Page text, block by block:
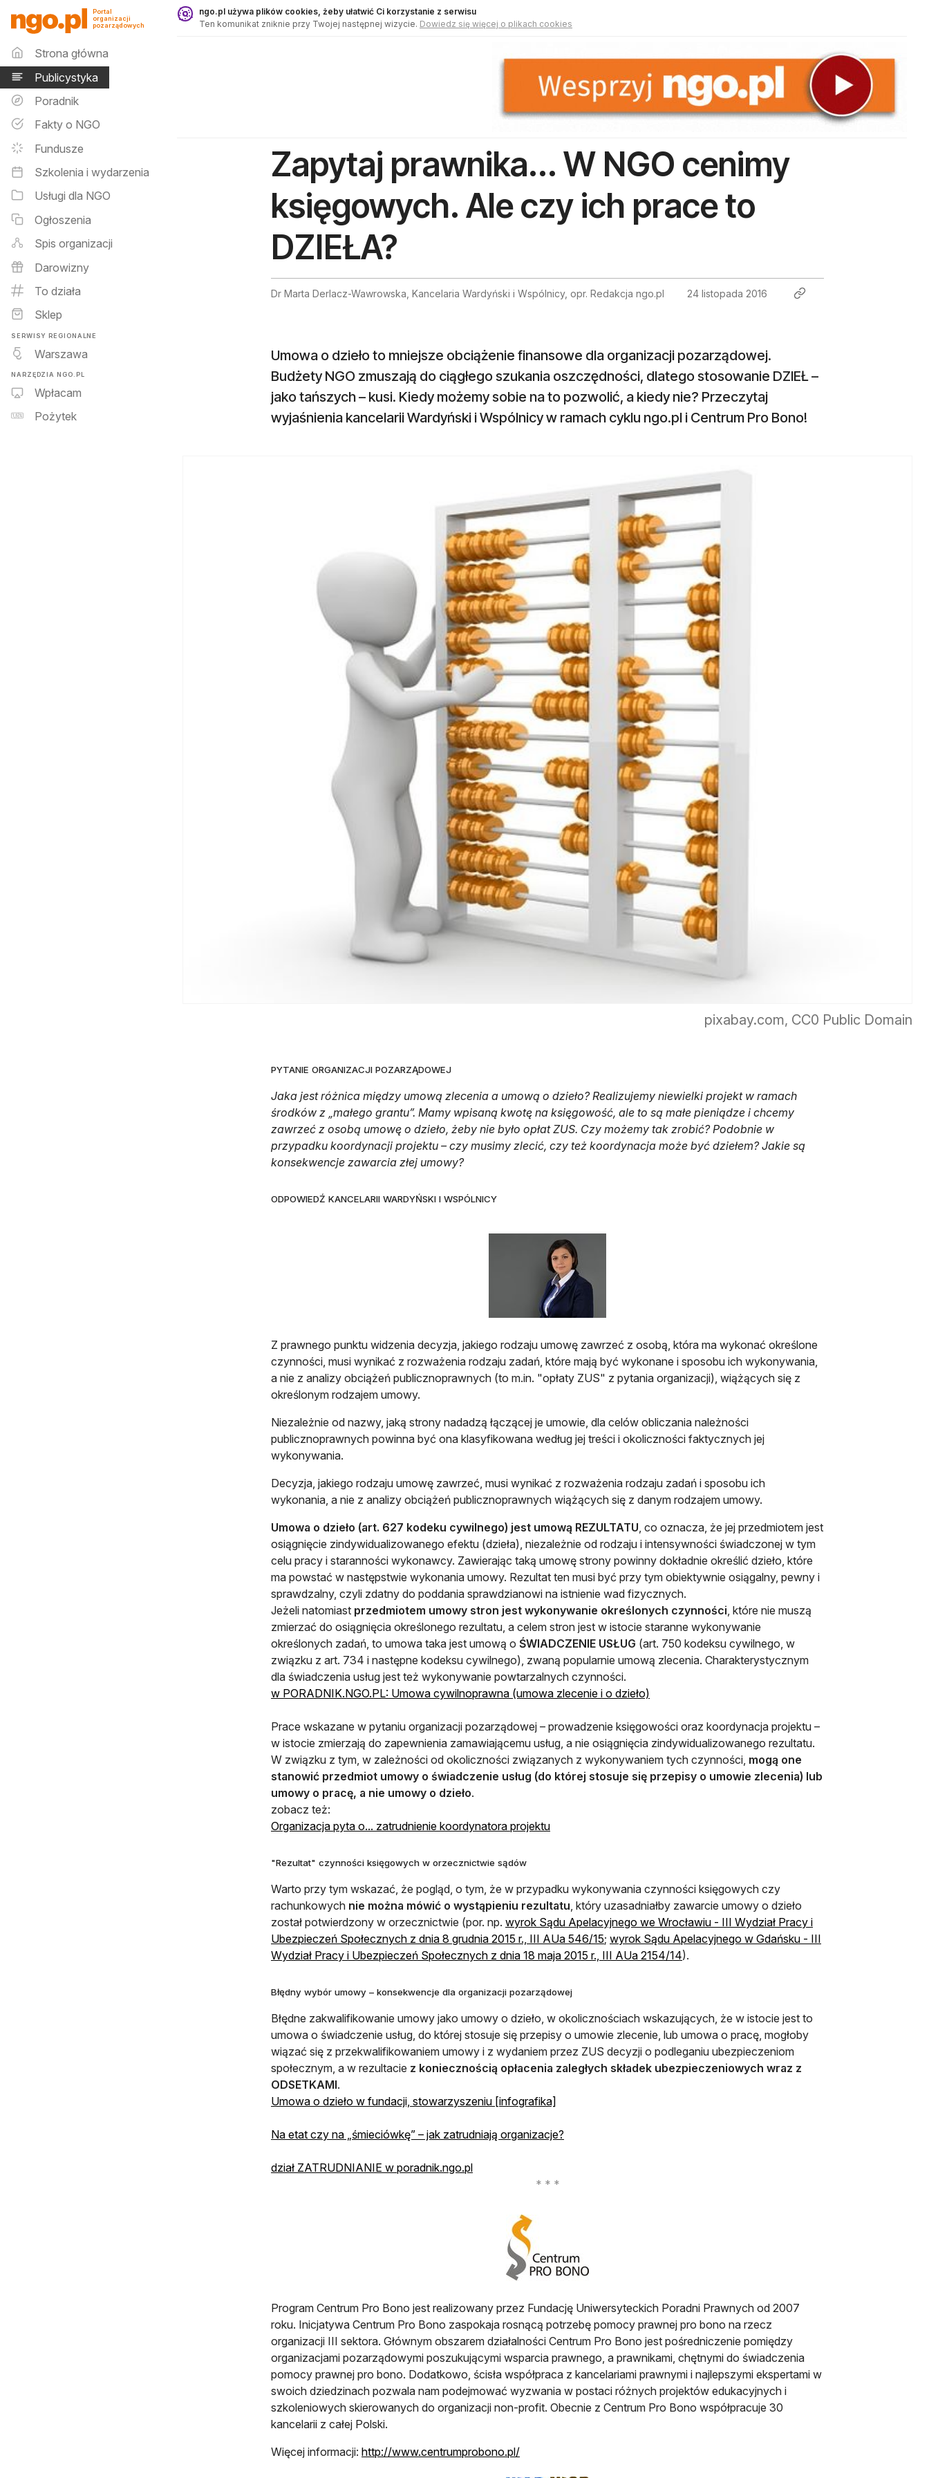
Publicystyka - ngo.pl
Portal
organizacji
pozarządowych
Menu główne
Strona główna
Publicystyka
Poradnik
Fakty o NGO
Fundusze
Szkolenia i wydarzenia
Usługi dla NGO
Ogłoszenia
Spis organizacji
Darowizny
To działa
Sklep
SERWISY REGIONALNE
Warszawa
NARZĘDZIA NGO.PL
Wpłacam
Pożytek
ngo.pl używa plików cookies, żeby ułatwić Ci korzystanie z serwisu
Ten komunikat zniknie przy Twojej następnej wizycie. Dowiedz się więcej o plikach cookies
Zapytaj prawnika... W NGO cenimy
księgowych. Ale czy ich prace to
DZIEŁA?
Dr Marta Derlacz-Wawrowska, Kancelaria Wardyński i Wspólnicy, opr. Redakcja ngo.pl 24 listopada 2016
Umowa o dzieło to mniejsze obciążenie finansowe dla organizacji pozarządowej.
Budżety NGO zmuszają do ciągłego szukania oszczędności, dlatego stosowanie DZIEŁ –
jako tańszych – kusi. Kiedy możemy sobie na to pozwolić, a kiedy nie? Przeczytaj
wyjaśnienia kancelarii Wardyński i Wspólnicy w ramach cyklu ngo.pl i Centrum Pro Bono!
pixabay.com, CC0 Public Domain
PYTANIE ORGANIZACJI POZARZĄDOWEJ
Jaka jest różnica między umową zlecenia a umową o dzieło? Realizujemy niewielki projekt w ramach
środków z „małego grantu”. Mamy wpisaną kwotę na księgowość, ale to są małe pieniądze i chcemy
zawrzeć z osobą umowę o dzieło, żeby nie było opłat ZUS. Czy możemy tak zrobić? Podobnie w
przypadku koordynacji projektu –czy musimy zlecić, czy też koordynacja może być dziełem? Jakie są
konsekwencje zawarcia złej umowy?
ODPOWIEDŹ KANCELARII WARDYŃSKI I WSPÓLNICY
Z prawnego punktu widzenia decyzja, jakiego rodzaju umowę zawrzeć z osobą, która ma wykonać określone
czynności, musi wynikać z rozważenia rodzaju zadań, które mają być wykonane i sposobu ich wykonywania,
a nie z analizy obciążeń publicznoprawnych (to m.in. "opłaty ZUS" z pytania organizacji), wiążących się z
określonym rodzajem umowy.
Niezależnie od nazwy, jaką strony nadadzą łączącej je umowie, dla celów obliczania należności
publicznoprawnych powinna być ona klasyfikowana według jej treści i okoliczności faktycznych jej
wykonywania.
Decyzja, jakiego rodzaju umowę zawrzeć, musi wynikać z rozważenia rodzaju zadań i sposobu ich
wykonania, a nie z analizy obciążeń publicznoprawnych wiążących się z danym rodzajem umowy.
Umowa o dzieło (art. 627 kodeku cywilnego) jest umową REZULTATU , co oznacza, że jej przedmiotem jest
osiągnięcie zindywidualizowanego efektu (dzieła), niezależnie od rodzaju i intensywności świadczonej w tym
celu pracy i staranności wykonawcy. Zawierając taką umowę strony powinny dokładnie określić dzieło, które
ma powstać w następstwie wykonania umowy. Rezultat ten musi być przy tym obiektywnie osiągalny, pewny i
sprawdzalny, czyli zdatny do poddania sprawdzianowi na istnienie wad fizycznych.
Jeżeli natomiast przedmiotem umowy stron jest wykonywanie określonych czynności , które nie muszą
zmierzać do osiągnięcia określonego rezultatu, a celem stron jest w istocie staranne wykonywanie
określonych zadań, to umowa taka jest umową o ŚWIADCZENIE USŁUG (art. 750 kodeksu cywilnego, w
związku z art. 734 i następne kodeksu cywilnego), zwaną popularnie umową zlecenia. Charakterystycznym
dla świadczenia usług jest też wykonywanie powtarzalnych czynności.
w PORADNIK.NGO.PL: Umowa cywilnoprawna (umowa zlecenie i o dzieło)
Prace wskazane w pytaniu organizacji pozarządowej – prowadzenie księgowości oraz koordynacja projektu –
w istocie zmierzają do zapewnienia zamawiającemu usług, a nie osiągnięcia zindywidualizowanego rezultatu.
W związku z tym, w zależności od okoliczności związanych z wykonywaniem tych czynności, mogą one
stanowić przedmiot umowy o świadczenie usług (do której stosuje się przepisy o umowie zlecenia) lub
umowy o pracę, a nie umowy o dzieło.
zobacz też:
Organizacja pyta o... zatrudnienie koordynatora projektuotwiera się w nowej karcie
"Rezultat" czynności księgowych w orzecznictwie sądów
Warto przy tym wskazać, że pogląd, o tym, że w przypadku wykonywania czynności księgowych czy
rachunkowych nie można mówić o wystąpieniu rezultatu , który uzasadniałby zawarcie umowy o dzieło
został potwierdzony w orzecznictwie (por. np. wyrok Sądu Apelacyjnego we Wrocławiu - III Wydział Pracy i
Ubezpieczeń Społecznych z dnia 8 grudnia 2015 r., III AUa 546/15otwiera się w nowej karcie
; wyrok Sądu Apelacyjnego w Gdańsku - III
Wydział Pracy i Ubezpieczeń Społecznych z dnia 18 maja 2015 r., III AUa 2154/14otwiera się w nowej karcie
).
Błędny wybór umowy – konsekwencje dla organizacji pozarządowej
Błędne zakwalifikowanie umowy jako umowy o dzieło, w okolicznościach wskazujących, że w istocie jest to
umowa o świadczenie usług, do której stosuje się przepisy o umowie zlecenie, lub umowa o pracę, mogłoby
wiązać się z przekwalifikowaniem umowy i z wydaniem przez ZUS decyzji o podleganiu ubezpieczeniom
społecznym, a w rezultacie z koniecznością opłacenia zaległych składek ubezpieczeniowych wraz z
ODSETKAMI.
Umowa o dzieło w fundacji, stowarzyszeniu [infografika]
Na etat czy na „śmieciówkę” – jak zatrudniają organizacje?
dział ZATRUDNIANIE w poradnik.ngo.plotwiera się w nowej karcie
Program Centrum Pro Bono jest realizowany przez Fundację Uniwersyteckich Poradni Prawnych od 2007
roku. Inicjatywa Centrum Pro Bono zaspokaja rosnącą potrzebę pomocy prawnej pro bono na rzecz
organizacji III sektora. Głównym obszarem działalności Centrum Pro Bono jest pośredniczenie pomiędzy
organizacjami pozarządowymi poszukującymi wsparcia prawnego, a prawnikami, chętnymi do świadczenia
pomocy prawnej pro bono. Dodatkowo, ścisła współpraca z kancelariami prawnymi i najlepszymi ekspertami w
swoich dziedzinach pozwala nam podejmować wyzwania w postaci różnych projektów edukacyjnych i
szkoleniowych skierowanych do organizacji non-profit. Obecnie z Centrum Pro Bono współpracuje 30
kancelarii z całej Polski.
Więcej informacji: http://www.centrumprobono.pl/otwiera się w nowej karcie